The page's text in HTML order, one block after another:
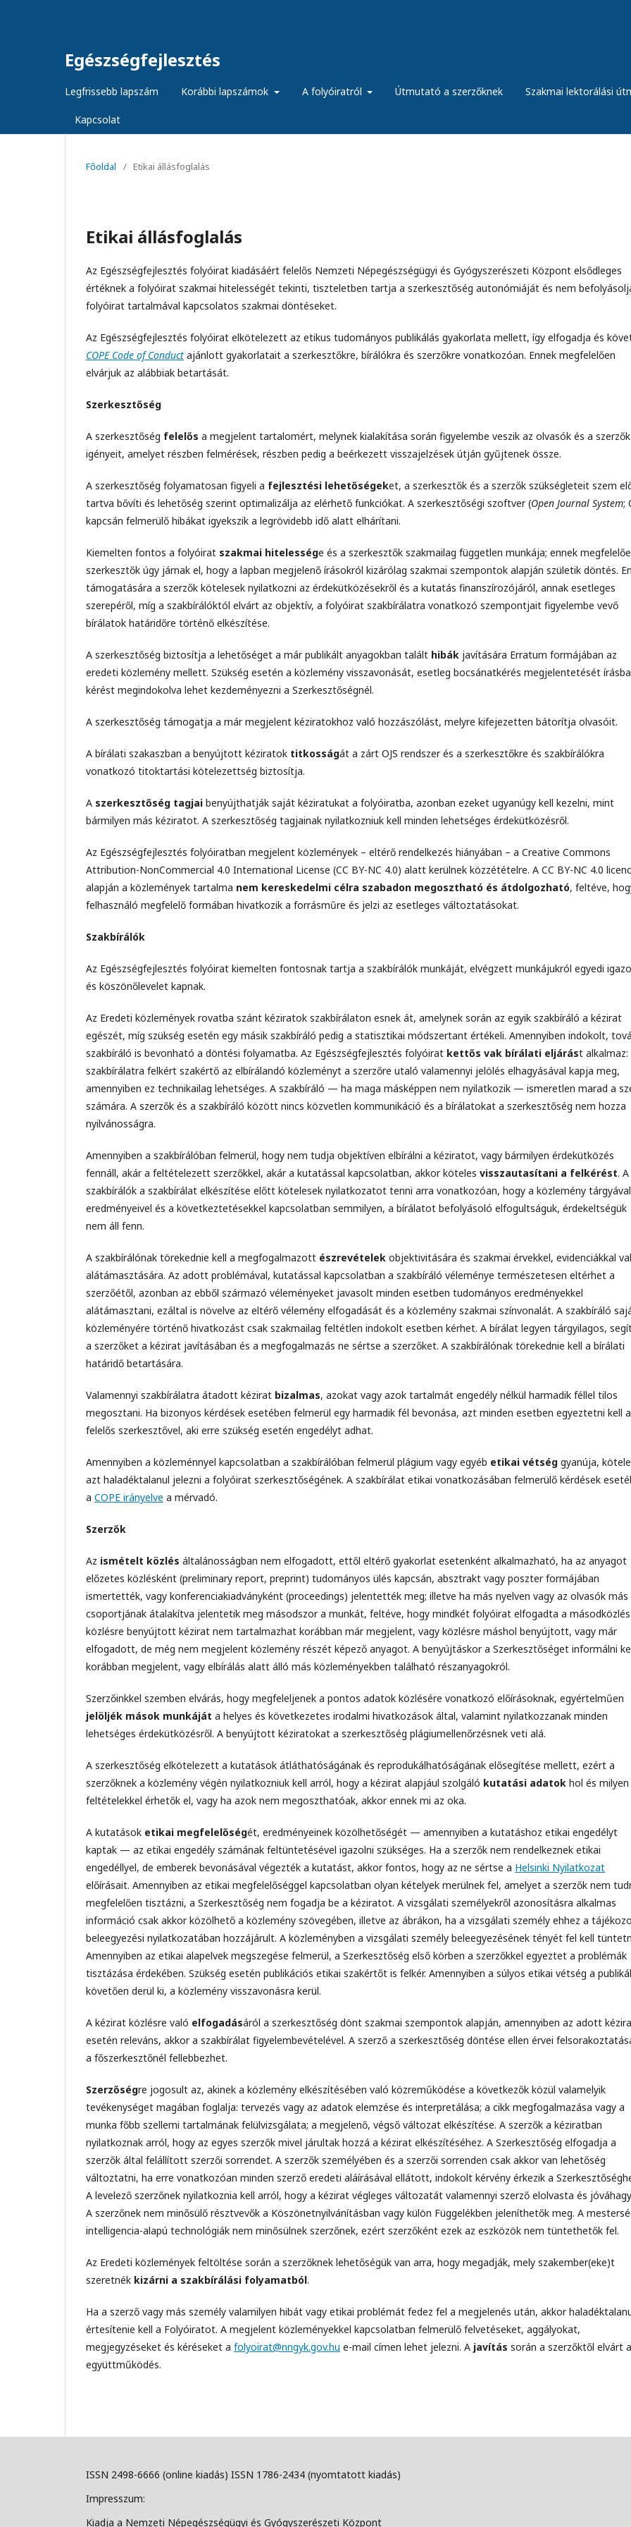
Egészségfejlesztés
Legfrissebb lapszám Korábbi lapszámok A folyóiratról Útmutató a szerzőknek Szakmai lektorálási
Kapcsolat
Főoldal / Etikai állásfoglalás
Etikai állásfoglalás
Az Egészségfejlesztés folyóirat kiadásáért felelős Nemzeti Népegészségügyi és Gyógyszerészeti Központ elsődleges
értéknek a folyóirat szakmai hitelességét tekinti, tiszteletben tartja a szerkesztőség autonómiáját és nem
folyóirat tartalmával kapcsolatos szakmai döntéseket.
Az Egészségfejlesztés folyóirat elkötelezett az etikus tudományos publikálás gyakorlata mellett, így elfogadja és
COPE Code of Conduct ajánlott gyakorlatait a szerkesztőkre, bírálókra és szerzőkre vonatkozóan. Ennek megfelelően
elvárjuk az alábbiak betartását.
Szerkesztőség
A szerkesztőség felelős a megjelent tartalomért, melynek kialakítása során figyelembe veszik az olvasók és a szerzők
igényeit, amelyet részben felmérések, részben pedig a beérkezett visszajelzések útján gyűjtenek össze.
A szerkesztőség folyamatosan figyeli a fejlesztési lehetőségeket, a szerkesztők és a szerzők szükségleteit szem
tartva bővíti és lehetőség szerint optimalizálja az elérhető funkciókat. A szerkesztőségi szoftver (Open Journal System;
kapcsán felmerülő hibákat igyekszik a legrövidebb idő alatt elhárítani.
Kiemelten fontos a folyóirat szakmai hitelessége és a szerkesztők szakmailag független munkája; ennek
szerkesztők úgy járnak el, hogy a lapban megjelenő írásokról kizárólag szakmai szempontok alapján születik döntés.
támogatására a szerzők kötelesek nyilatkozni az érdekütközésekről és a kutatás finanszírozójáról, annak esetleges
szerepéről, míg a szakbírálóktól elvárt az objektív, a folyóirat szakbírálatra vonatkozó szempontjait figyelembe vevő
bírálatok határidőre történő elkészítése.
A szerkesztőség biztosítja a lehetőséget a már publikált anyagokban talált hibák javítására Erratum formájában az
eredeti közlemény mellett. Szükség esetén a közlemény visszavonását, esetleg bocsánatkérés megjelentetését
kérést megindokolva lehet kezdeményezni a Szerkesztőségnél.
A szerkesztőség támogatja a már megjelent kéziratokhoz való hozzászólást, melyre kifejezetten bátorítja olvasóit.
A bírálati szakaszban a benyújtott kéziratok titkosságát a zárt OJS rendszer és a szerkesztőkre és szakbírálókra
vonatkozó titoktartási kötelezettség biztosítja.
A szerkesztőség tagjai benyújthatják saját kéziratukat a folyóiratba, azonban ezeket ugyanúgy kell kezelni, mint
bármilyen más kéziratot. A szerkesztőség tagjainak nyilatkozniuk kell minden lehetséges érdekütközésről.
Az Egészségfejlesztés folyóiratban megjelent közlemények – eltérő rendelkezés hiányában – a Creative Commons
Attribution-NonCommercial 4.0 International License (CC BY-NC 4.0) alatt kerülnek közzétételre. A CC BY-NC 4.0 licenc
alapján a közlemények tartalma nem kereskedelmi célra szabadon megosztható és átdolgozható, feltéve,
felhasználó megfelelő formában hivatkozik a forrásműre és jelzi az esetleges változtatásokat.
Szakbírálók
Az Egészségfejlesztés folyóirat kiemelten fontosnak tartja a szakbírálók munkáját, elvégzett munkájukról egyedi
és köszönőlevelet kapnak.
Az Eredeti közlemények rovatba szánt kéziratok szakbírálaton esnek át, amelynek során az egyik szakbíráló a kézirat
egészét, míg szükség esetén egy másik szakbíráló pedig a statisztikai módszertant értékeli. Amennyiben indokolt,
szakbíráló is bevonható a döntési folyamatba. Az Egészségfejlesztés folyóirat kettős vak bírálati eljárást alkalmaz:
szakbírálatra felkért szakértő az elbírálandó közleményt a szerzőre utaló valamennyi jelölés elhagyásával kapja meg,
amennyiben ez technikailag lehetséges. A szakbíráló — ha maga másképpen nem nyilatkozik — ismeretlen marad a
számára. A szerzők és a szakbíráló között nincs közvetlen kommunikáció és a bírálatokat a szerkesztőség nem hozza
nyilvánosságra.
Amennyiben a szakbírálóban felmerül, hogy nem tudja objektíven elbírálni a kéziratot, vagy bármilyen érdekütközés
fennáll, akár a feltételezett szerzőkkel, akár a kutatással kapcsolatban, akkor köteles visszautasítani a felkérést. A
szakbírálók a szakbírálat elkészítése előtt kötelesek nyilatkozatot tenni arra vonatkozóan, hogy a közlemény
eredményeivel és a következtetésekkel kapcsolatban semmilyen, a bírálatot befolyásoló elfogultságuk, érdekeltségük
nem áll fenn.
A szakbírálónak törekednie kell a megfogalmazott észrevételek objektivitására és szakmai érvekkel, evidenciákkal
alátámasztására. Az adott problémával, kutatással kapcsolatban a szakbíráló véleménye természetesen eltérhet a
szerzőétől, azonban az ebből származó véleményeket javasolt minden esetben tudományos eredményekkel
alátámasztani, ezáltal is növelve az eltérő vélemény elfogadását és a közlemény szakmai színvonalát. A szakbíráló
közleményére történő hivatkozást csak szakmailag feltétlen indokolt esetben kérhet. A bírálat legyen tárgyilagos,
a szerzőket a kézirat javításában és a megfogalmazás ne sértse a szerzőket. A szakbírálónak törekednie kell a bírálati
határidő betartására.
Valamennyi szakbírálatra átadott kézirat bizalmas, azokat vagy azok tartalmát engedély nélkül harmadik féllel tilos
megosztani. Ha bizonyos kérdések esetében felmerül egy harmadik fél bevonása, azt minden esetben egyeztetni kell a
felelős szerkesztővel, aki erre szükség esetén engedélyt adhat.
Amennyiben a közleménnyel kapcsolatban a szakbírálóban felmerül plágium vagy egyéb etikai vétség gyanúja,
azt haladéktalanul jelezni a folyóirat szerkesztőségének. A szakbírálat etikai vonatkozásában felmerülő kérdések
a COPE irányelve a mérvadó.
Szerzők
Az ismételt közlés általánosságban nem elfogadott, ettől eltérő gyakorlat esetenként alkalmazható, ha az anyagot
előzetes közlésként (preliminary report, preprint) tudományos ülés kapcsán, absztrakt vagy poszter formájában
ismertették, vagy konferenciakiadványként (proceedings) jelentették meg; illetve ha más nyelven vagy az olvasók más
csoportjának átalakítva jelentetik meg másodszor a munkát, feltéve, hogy mindkét folyóirat elfogadta a
közlésre benyújtott kézirat nem tartalmazhat korábban már megjelent, vagy közlésre máshol benyújtott, vagy már
elfogadott, de még nem megjelent közlemény részét képező anyagot. A benyújtáskor a Szerkesztőséget informálni
korábban megjelent, vagy elbírálás alatt álló más közleményekben található részanyagokról.
Szerzőinkkel szemben elvárás, hogy megfeleljenek a pontos adatok közlésére vonatkozó előírásoknak, egyértelműen
jelöljék mások munkáját a helyes és következetes irodalmi hivatkozások által, valamint nyilatkozzanak minden
lehetséges érdekütközésről. A benyújtott kéziratokat a szerkesztőség plágiumellenőrzésnek veti alá.
A szerkesztőség elkötelezett a kutatások átláthatóságának és reprodukálhatóságának elősegítése mellett, ezért a
szerzőknek a közlemény végén nyilatkozniuk kell arról, hogy a kézirat alapjául szolgáló kutatási adatok hol és milyen
feltételekkel érhetők el, vagy ha azok nem megoszthatóak, akkor ennek mi az oka.
A kutatások etikai megfelelőségét, eredményeinek közölhetőségét — amennyiben a kutatáshoz etikai engedélyt
kaptak — az etikai engedély számának feltüntetésével igazolni szükséges. Ha a szerzők nem rendelkeznek etikai
engedéllyel, de emberek bevonásával végezték a kutatást, akkor fontos, hogy az ne sértse a Helsinki Nyilatkozat
előírásait. Amennyiben az etikai megfelelőséggel kapcsolatban olyan kételyek merülnek fel, amelyet a szerzők nem
megfelelően tisztázni, a Szerkesztőség nem fogadja be a kéziratot. A vizsgálati személyekről azonosításra alkalmas
információ csak akkor közölhető a közlemény szövegében, illetve az ábrákon, ha a vizsgálati személy ehhez a
beleegyezési nyilatkozatában hozzájárult. A közleményben a vizsgálati személy beleegyezésének tényét fel kell
Amennyiben az etikai alapelvek megszegése felmerül, a Szerkesztőség első körben a szerzőkkel egyeztet a problémák
tisztázása érdekében. Szükség esetén publikációs etikai szakértőt is felkér. Amennyiben a súlyos etikai vétség a
követően derül ki, a közlemény visszavonásra kerül.
A kézirat közlésre való elfogadásáról a szerkesztőség dönt szakmai szempontok alapján, amennyiben az adott
esetén releváns, akkor a szakbírálat figyelembevételével. A szerző a szerkesztőség döntése ellen érvei
a főszerkesztőnél fellebbezhet.
Szerzőségre jogosult az, akinek a közlemény elkészítésében való közreműködése a következők közül valamelyik
tevékenységet magában foglalja: tervezés vagy az adatok elemzése és interpretálása; a cikk megfogalmazása vagy a
munka főbb szellemi tartalmának felülvizsgálata; a megjelenő, végső változat elkészítése. A szerzők a kéziratban
nyilatkoznak arról, hogy az egyes szerzők mivel járultak hozzá a kézirat elkészítéséhez. A Szerkesztőség elfogadja a
szerzők által felállított szerzői sorrendet. A szerzők személyében és a szerzői sorrenden csak akkor van lehetőség
változtatni, ha erre vonatkozóan minden szerző eredeti aláírásával ellátott, indokolt kérvény érkezik a
A levelező szerzőnek nyilatkoznia kell arról, hogy a kézirat végleges változatát valamennyi szerző elolvasta és
A szerzőnek nem minősülő résztvevők a Köszönetnyilvánításban vagy külön Függelékben jeleníthetők meg. A
intelligencia-alapú technológiák nem minősülnek szerzőnek, ezért szerzőként ezek az eszközök nem tüntethetők fel.
Az Eredeti közlemények feltöltése során a szerzőknek lehetőségük van arra, hogy megadják, mely szakember(eke)t
szeretnék kizárni a szakbírálási folyamatból.
Ha a szerző vagy más személy valamilyen hibát vagy etikai problémát fedez fel a megjelenés után, akkor
értesítenie kell a Folyóiratot. A megjelent közleményekkel kapcsolatban felmerülő felvetéseket, aggályokat,
megjegyzéseket és kéréseket a folyoirat@nngyk.gov.hu e-mail címen lehet jelezni. A javítás során a szerzőktől elvárt
együttműködés.
ISSN 2498-6666 (online kiadás) ISSN 1786-2434 (nyomtatott kiadás)
Impresszum:
Kiadja a Nemzeti Népegészségügyi és Gyógyszerészeti Központ